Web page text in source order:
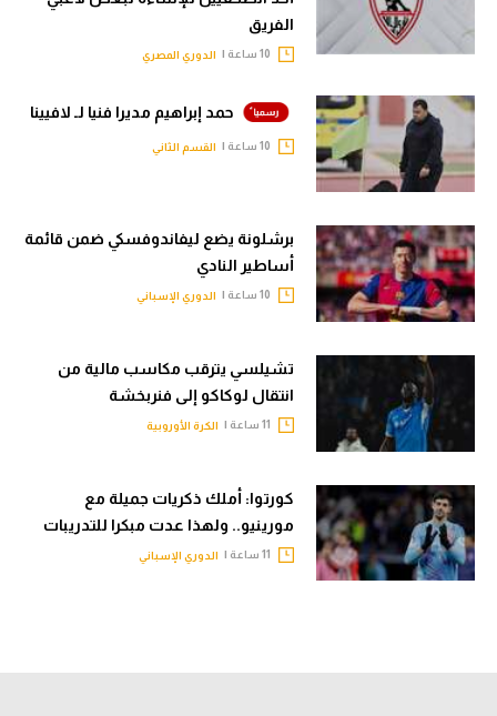
الفريق
الدوري المصري
حمد إبراهيم مديرا فنيا لـ لافيينا
القسم الثاني
برشلونة يضع ليفاندوفسكي ضمن قائمة
أساطير النادي
الدوري الإسباني
تشيلسي يترقب مكاسب مالية من
انتقال لوكاكو إلى فنربخشة
الكرة الأوروبية
كورتوا: أملك ذكريات جميلة مع
مورينيو.. ولهذا عدت مبكرا للتدريبات
الدوري الإسباني